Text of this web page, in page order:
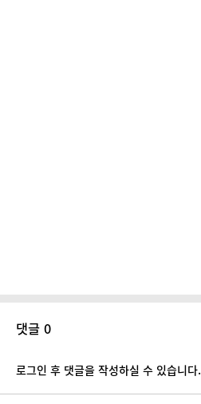
댓글 0
로그인 후 댓글을 작성하실 수 있습니다.